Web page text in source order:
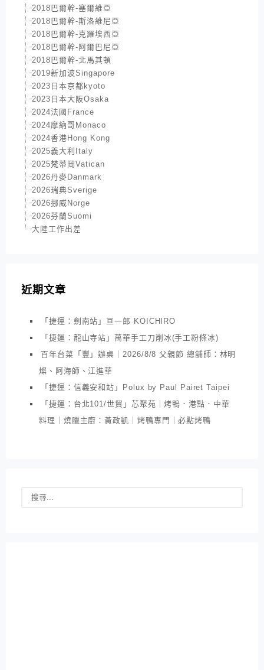
2018巴爾幹-塞爾維亞
2018巴爾幹-斯洛維尼亞
2018巴爾幹-克羅埃西亞
2018巴爾幹-阿爾巴尼亞
2018巴爾幹-北馬其頓
2019新加波Singapore
2023日本京都kyoto
2023日本大阪Osaka
2024法國France
2024摩納哥Monaco
2024香港Hong Kong
2025義大利Italy
2025梵蒂岡Vatican
2026丹麥Danmark
2026瑞典Sverige
2026挪威Norge
2026芬蘭Suomi
大陸工作出差
近期文章
「捷運：劍南站」亘一郎 KOICHIRO
「捷運：龍山寺站」萬華手工刀削冰(手工粉條冰)
百年台菜「豐」辦桌｜2026/8/8 父親節 總舖師：林明
燦、阿海師、江進華
「捷運：信義安和站」Polux by Paul Pairet Taipei
「捷運：台北101/世貿」芯聚苑｜烤鴨．港點．中華
料理｜燒臘主廚：黃政凱｜烤鴨專門｜必點烤鴨